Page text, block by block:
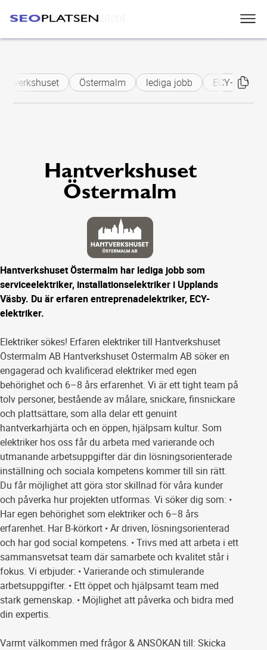
Skip to main content
Östermalm lediga jobb ECY-
Hantverkshuset
Östermalm
Hantverkshuset Östermalm har lediga jobb som
serviceelektriker, installationselektriker i Upplands
Väsby. Du är erfaren entreprenadelektriker, ECY-
elektriker.
Elektriker sökes! Erfaren elektriker till Hantverkshuset
Östermalm AB Hantverkshuset Östermalm AB söker en
engagerad och kvalificerad elektriker med egen
behörighet och 6–8 års erfarenhet. Vi är ett tight team på
tolv personer, bestående av målare, snickare, finsnickare
och plattsättare, som alla delar ett genuint
hantverkarhjärta och en öppen, hjälpsam kultur. Som
elektriker hos oss får du arbeta med varierande och
utmanande arbetsuppgifter där din lösningsorienterade
inställning och sociala kompetens kommer till sin rätt.
Du får möjlighet att göra stor skillnad för våra kunder
och påverka hur projekten utformas. Vi söker dig som: •
Har egen behörighet som elektriker och 6–8 års
erfarenhet. Har B-körkort • Är driven, lösningsorienterad
och har god social kompetens. • Trivs med att arbeta i ett
sammansvetsat team där samarbete och kvalitet står i
fokus. Vi erbjuder: • Varierande och stimulerande
arbetsuppgifter. • Ett öppet och hjälpsamt team med
stark gemenskap. • Möjlighet att påverka och bidra med
din expertis.
Varmt välkommen med frågor & ANSÖKAN till: Skicka